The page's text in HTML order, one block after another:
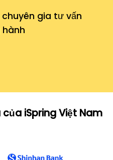
gia tư vấn
iSpring Việt Nam